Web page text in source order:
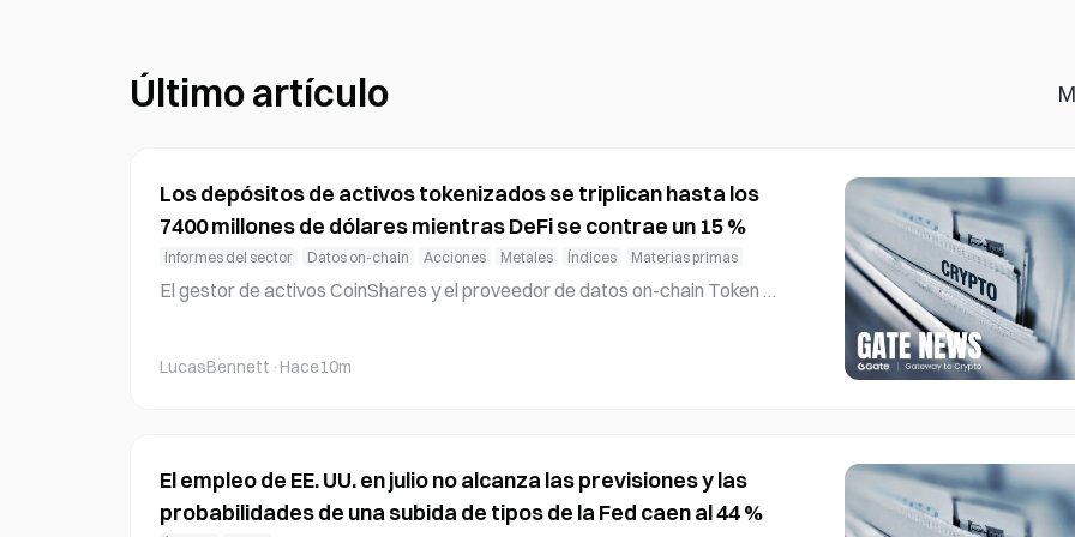
Último artículo
Los depósitos de activos tokenizados se triplican hasta los
7400 millones de dólares mientras DeFi se contrae un 15 %
Informes del sector Datos on-chain Acciones Metales Índices Materias primas
El gestor de activos CoinShares y el proveedor de datos on-chain Token Te
multiplicaron por más de tres durante el último año, pasando de 2300 millon
LucasBennett · Hace10m
El empleo de EE. UU. en julio no alcanza las previsiones y las
probabilidades de una subida de tipos de la Fed caen al 44 %